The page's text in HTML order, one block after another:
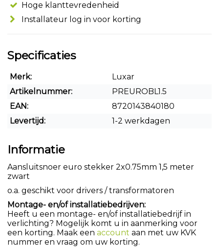
Hoge klanttevredenheid
Installateur log in voor korting
Specificaties
Merk:
Luxar
Artikelnummer:
PREUROBL1.5
EAN:
8720143840180
Levertijd:
1-2 werkdagen
Informatie
Aansluitsnoer euro stekker 2x0.75mm 1,5 meter
zwart
o.a. geschikt voor drivers / transformatoren
Montage- en/of installatiebedrijven:
Heeft u een montage- en/of installatiebedrijf in
verlichting? Mogelijk komt u in aanmerking voor
een korting. Maak een account aan met uw KVK
nummer en vraag om uw korting.